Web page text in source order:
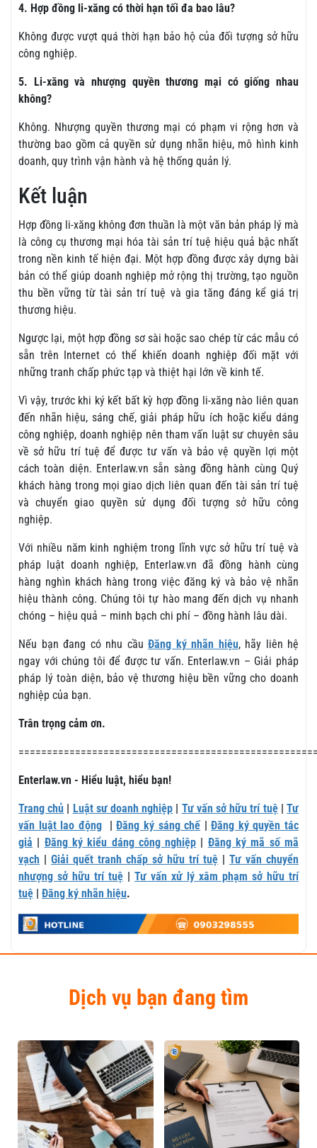
4. Hợp đồng li-xăng có thời hạn tối đa bao lâu?
Không được vượt quá thời hạn bảo hộ của đối tượng sở hữu
công nghiệp.
5. Li-xăng và nhượng quyền thương mại có giống nhau
không?
Không. Nhượng quyền thương mại có phạm vi rộng hơn và
thường bao gồm cả quyền sử dụng nhãn hiệu, mô hình kinh
doanh, quy trình vận hành và hệ thống quản lý.
Kết luận
Hợp đồng li-xăng không đơn thuần là một văn bản pháp lý mà
là công cụ thương mại hóa tài sản trí tuệ hiệu quả bậc nhất
trong nền kinh tế hiện đại. Một hợp đồng được xây dựng bài
bản có thể giúp doanh nghiệp mở rộng thị trường, tạo nguồn
thu bền vững từ tài sản trí tuệ và gia tăng đáng kể giá trị
thương hiệu.
Ngược lại, một hợp đồng sơ sài hoặc sao chép từ các mẫu có
sẵn trên Internet có thể khiến doanh nghiệp đối mặt với
những tranh chấp phức tạp và thiệt hại lớn về kinh tế.
Vì vậy, trước khi ký kết bất kỳ hợp đồng li-xăng nào liên quan
đến nhãn hiệu, sáng chế, giải pháp hữu ích hoặc kiểu dáng
công nghiệp, doanh nghiệp nên tham vấn luật sư chuyên sâu
về sở hữu trí tuệ để được tư vấn và bảo vệ quyền lợi một
cách toàn diện. Enterlaw.vn sẵn sàng đồng hành cùng Quý
khách hàng trong mọi giao dịch liên quan đến tài sản trí tuệ
và chuyển giao quyền sử dụng đối tượng sở hữu công
nghiệp.
Với nhiều năm kinh nghiệm trong lĩnh vực sở hữu trí tuệ và
pháp luật doanh nghiệp, Enterlaw.vn đã đồng hành cùng
hàng nghìn khách hàng trong việc đăng ký và bảo vệ nhãn
hiệu thành công. Chúng tôi tự hào mang đến dịch vụ nhanh
chóng – hiệu quả – minh bạch chi phí – đồng hành lâu dài.
Nếu bạn đang có nhu cầu Đăng ký nhãn hiệu, hãy liên hệ
ngay với chúng tôi để được tư vấn. Enterlaw.vn – Giải pháp
pháp lý toàn diện, bảo vệ thương hiệu bền vững cho doanh
nghiệp của bạn.
Trân trọng cảm ơn.
Enterlaw.vn - Hiểu luật, hiểu bạn!
Trang chủ | Luật sư doanh nghiệp | Tư vấn sở hữu trí tuệ|Tư
vấn luật lao động
|Đăng ký sáng chế|Đăng ký quyền tác
giả | Đăng ký kiểu dáng công nghiệp | Đăng ký mã số mã
vạch | Giải quết tranh chấp sở hữu trí tuệ | Tư vấn chuyển
nhượng sở hữu trí tuệ | Tư vấn xử lý xâm phạm sở hữu trí
tuệ | Đăng ký nhãn hiệu.
Dịch vụ bạn đang tìm